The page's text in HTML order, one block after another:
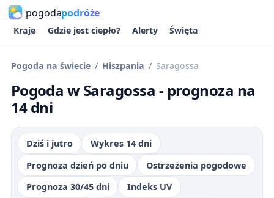
pogodapodróże
Kraje Gdzie jest ciepło? Alerty Święta
Pogoda na świecie Hiszpania Saragossa
Pogoda w Saragossa - prognoza na
14 dni
Dziś i jutro
Wykres 14 dni
Prognoza dzień po dniu
Ostrzeżenia pogodowe
Prognoza 30/45 dni
Indeks UV